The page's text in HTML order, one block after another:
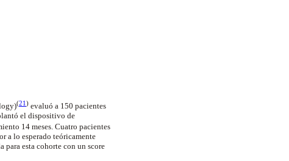
)(21) evaluó a 150 pacientes
el dispositivo de
14 meses. Cuatro pacientes
a lo esperado teóricamente
para esta cohorte con un score